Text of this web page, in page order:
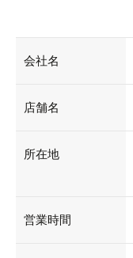
会社名
店舗名
所在地
営業時間